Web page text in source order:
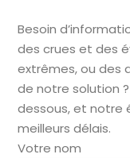
Besoin
des crues et des
extrêmes, ou des
de notre solution
dessous, et notre
meilleurs délais.
Votre nom